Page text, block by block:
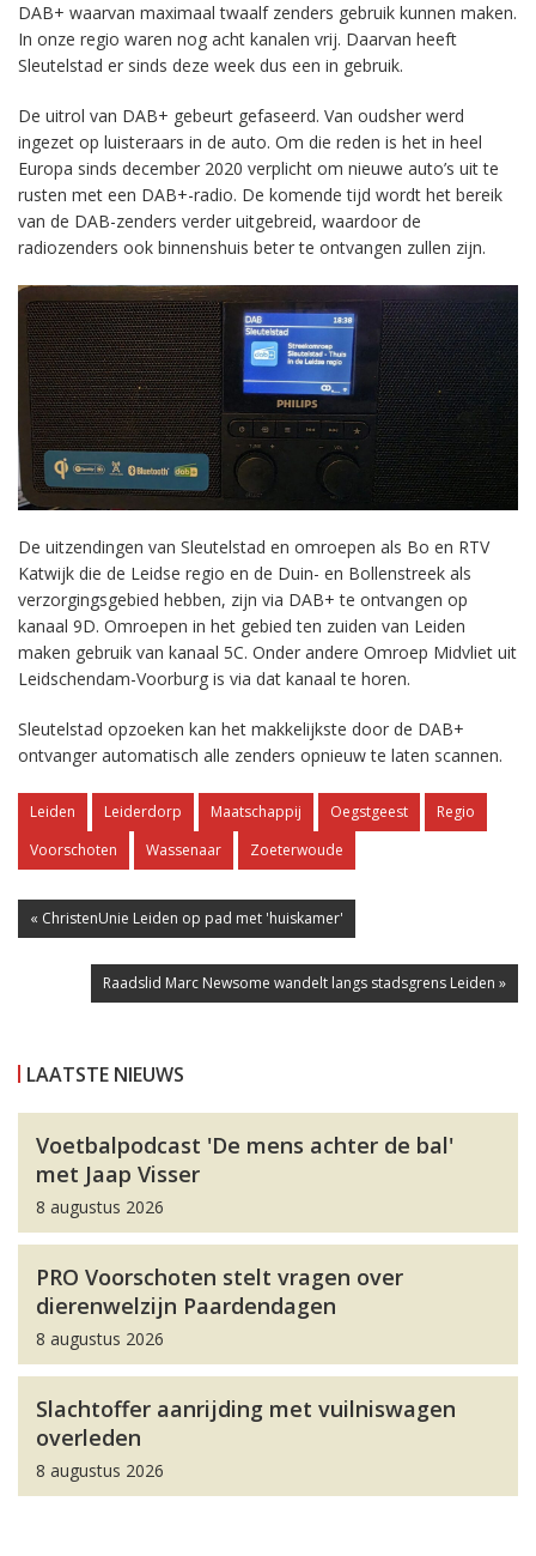
DAB+ waarvan maximaal twaalf zenders gebruik kunnen maken.
In onze regio waren nog acht kanalen vrij. Daarvan heeft
Sleutelstad er sinds deze week dus een in gebruik.
De uitrol van DAB+ gebeurt gefaseerd. Van oudsher werd
ingezet op luisteraars in de auto. Om die reden is het in heel
Europa sinds december 2020 verplicht om nieuwe auto’s uit te
rusten met een DAB+-radio. De komende tijd wordt het bereik
van de DAB-zenders verder uitgebreid, waardoor de
radiozenders ook binnenshuis beter te ontvangen zullen zijn.
De uitzendingen van Sleutelstad en omroepen als Bo en RTV
Katwijk die de Leidse regio en de Duin- en Bollenstreek als
verzorgingsgebied hebben, zijn via DAB+ te ontvangen op
kanaal 9D. Omroepen in het gebied ten zuiden van Leiden
maken gebruik van kanaal 5C. Onder andere Omroep Midvliet uit
Leidschendam-Voorburg is via dat kanaal te horen.
Sleutelstad opzoeken kan het makkelijkste door de DAB+
ontvanger automatisch alle zenders opnieuw te laten scannen.
Leiden Leiderdorp Maatschappij Oegstgeest
Regio
Voorschoten
Wassenaar Zoeterwoude
« ChristenUnie Leiden op pad met 'huiskamer'
Raadslid Marc Newsome wandelt langs stadsgrens Leiden »
LAATSTE NIEUWS
Voetbalpodcast 'De mens achter de bal'
met Jaap Visser
8 augustus 2026
PRO Voorschoten stelt vragen over
dierenwelzijn Paardendagen
8 augustus 2026
Slachtoffer aanrijding met vuilniswagen
overleden
8 augustus 2026